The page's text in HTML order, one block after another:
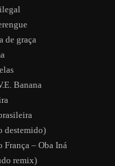
de graça
Banana
destemido)
– Oba Iná
remix)